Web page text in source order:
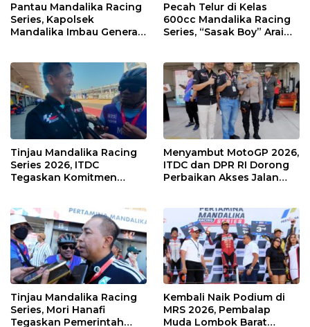
Pantau Mandalika Racing
Series, Kapolsek
Mandalika Imbau Generasi
Pecah Telur di Kelas
600cc Mandalika Racing
Series, “Sasak Boy” Arai
Tinjau Mandalika Racing
Series 2026, ITDC
Tegaskan Komitmen
Kawasan
Menyambut MotoGP 2026,
ITDC dan DPR RI Dorong
Perbaikan Akses Jalan
Tinjau Mandalika Racing
Series, Mori Hanafi
Tegaskan Pemerintah
Kembali Naik Podium di
MRS 2026, Pembalap
Muda Lombok Barat